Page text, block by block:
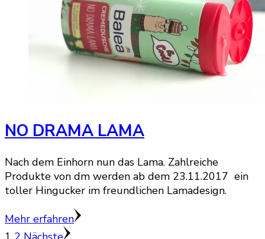
NO DRAMA LAMA
Nach dem Einhorn nun das Lama. Zahlreiche
Produkte von dm werden ab dem 23.11.2017 ein
toller Hingucker im freundlichen Lamadesign.
Mehr erfahren
Seite
Seite